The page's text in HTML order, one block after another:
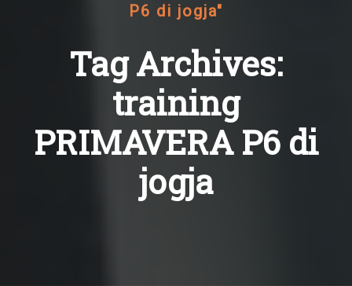
P6 di jogja"
Tag Archives:
training
PRIMAVERA P6 di
jogja